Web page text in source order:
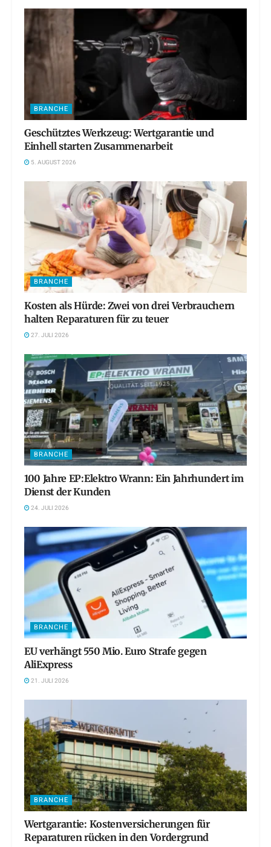
BRANCHE
Geschütztes Werkzeug: Wertgarantie und
Einhell starten Zusammenarbeit
5. AUGUST 2026
BRANCHE
Kosten als Hürde: Zwei von drei Verbrauchern
halten Reparaturen für zu teuer
27. JULI 2026
BRANCHE
100 Jahre EP:Elektro Wrann: Ein Jahrhundert im
Dienst der Kunden
24. JULI 2026
BRANCHE
EU verhängt 550 Mio. Euro Strafe gegen
AliExpress
21. JULI 2026
BRANCHE
Wertgarantie: Kostenversicherungen für
Reparaturen rücken in den Vordergrund